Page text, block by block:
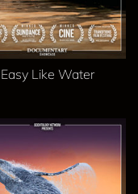
Easy Like Water